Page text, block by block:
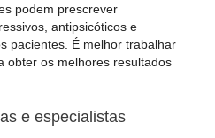
podem prescrever
antipsicóticos e
pacientes. É melhor trabalhar
obter os melhores resultados
e especialistas